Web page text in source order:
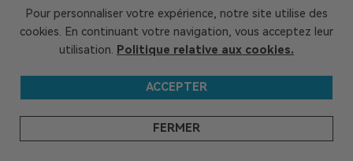
modernes.
Le lac Arrow sera-t-il propice aux jeux
Core Ultra 9 285K：
Pour personnaliser votre expérience, notre site utilise des
cookies. En continuant votre navigation, vous acceptez leur
utilisation. Politique relative aux cookies.
ACCEPTER
FERMER